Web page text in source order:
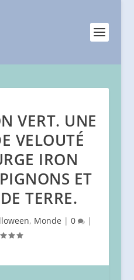
VERT. UNE
VELOUTÉ
IRON
ET
TERRE.
, Monde |0 |